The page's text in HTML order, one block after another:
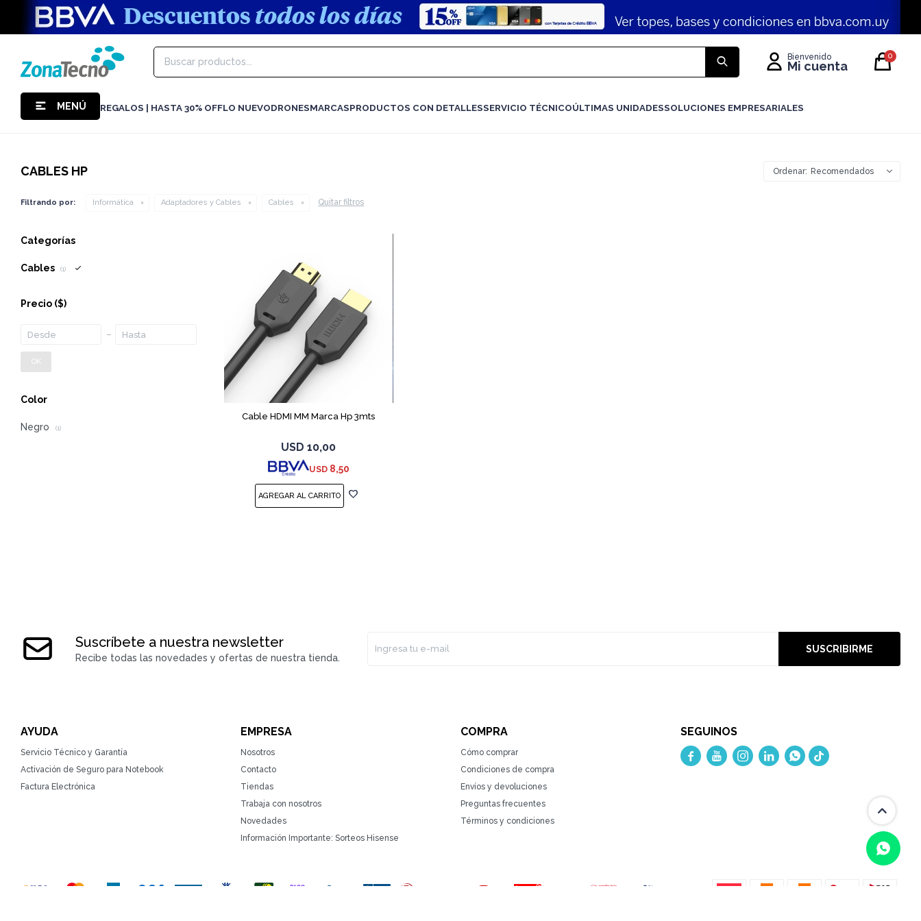
MENÚ REGALOS | HASTA 30% OFFLO NUEVODRONESMARCASPRODUCTOS CON DETALLESSERVICIO TÉCNICOÚLTIMAS UNIDADESSOLUCIONES EMPRESARIALES
0
CABLES HP Recomendados
Filtrando por: Informática Adaptadores y Cables Cables Quitar filtros
Cable HDMI MM Marca Hp 3mts
USD 10,00
USD 8,50
Categorías
Cables (1)
Precio ($)
OK
Color
Negro (1)
Suscríbete a nuestra newsletter
Recibe todas las novedades y ofertas de nuestra tienda.
SUSCRIBIRME
AYUDA
Servicio Técnico y Garantía
Activación de Seguro para Notebook
Factura Electrónica
EMPRESA
Nosotros
Contacto
Tiendas
Trabaja con nosotros
Novedades
Información Importante: Sorteos Hisense
COMPRA
Cómo comprar
Condiciones de compra
Envíos y devoluciones
Preguntas frecuentes
Términos y condiciones
SEGUINOS
    